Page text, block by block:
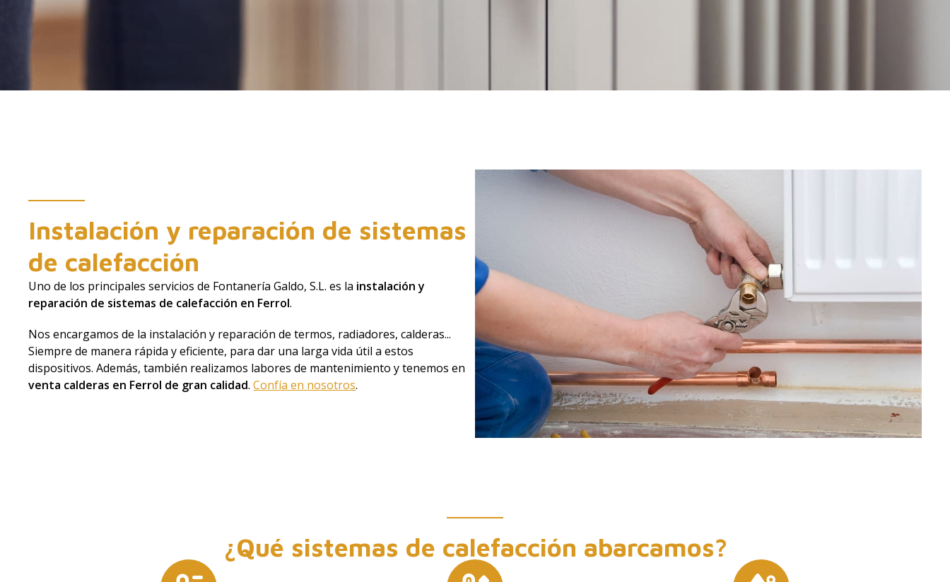
Instalación y reparación de sistemas
de calefacción
Uno de los principales servicios de Fontanería Galdo, S.L. es la instalación y
reparación de sistemas de calefacción en Ferrol.
Nos encargamos de la instalación y reparación de termos, radiadores, calderas...
Siempre de manera rápida y eficiente, para dar una larga vida útil a estos
dispositivos. Además, también realizamos labores de mantenimiento y tenemos en
venta calderas en Ferrol de gran calidad.Confía en nosotros.
¿Qué sistemas de calefacción abarcamos?